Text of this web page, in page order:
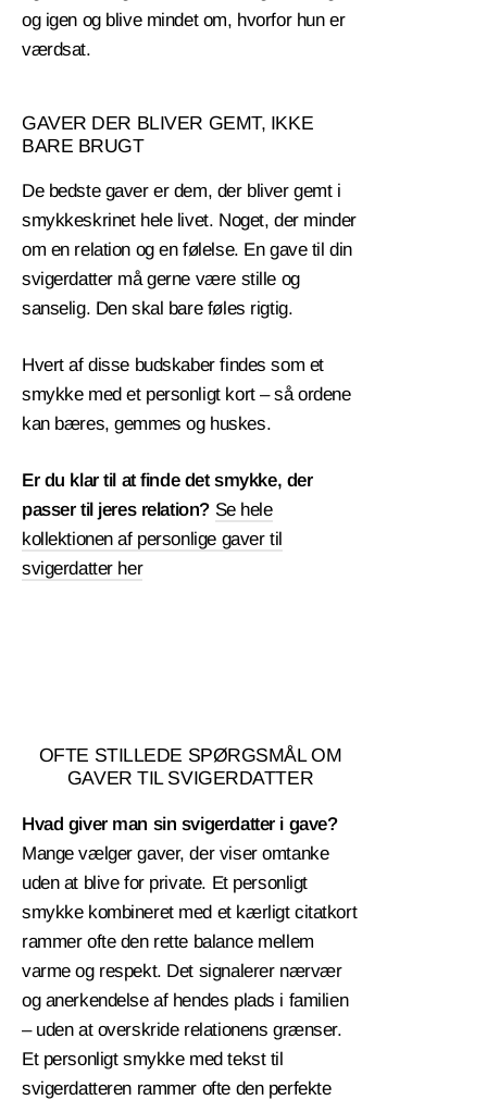
og igen og blive mindet om, hvorfor hun er
værdsat.
GAVER DER BLIVER GEMT, IKKE
BARE BRUGT
De bedste gaver er dem, der bliver gemt i
smykkeskrinet hele livet. Noget, der minder
om en relation og en følelse. En gave til din
svigerdatter må gerne være stille og
sanselig. Den skal bare føles rigtig.
Hvert af disse budskaber findes som et
smykke med et personligt kort – så ordene
kan bæres, gemmes og huskes.
Er du klar til at finde det smykke, der
passer til jeres relation? Se hele
kollektionen af personlige gaver til
svigerdatter her
OFTE STILLEDE SPØRGSMÅL OM
GAVER TIL SVIGERDATTER
Hvad giver man sin svigerdatter i gave?
Mange vælger gaver, der viser omtanke
uden at blive for private. Et personligt
smykke kombineret med et kærligt citatkort
rammer ofte den rette balance mellem
varme og respekt. Det signalerer nærvær
og anerkendelse af hendes plads i familien
– uden at overskride relationens grænser.
Et personligt smykke med tekst til
svigerdatteren rammer ofte den perfekte